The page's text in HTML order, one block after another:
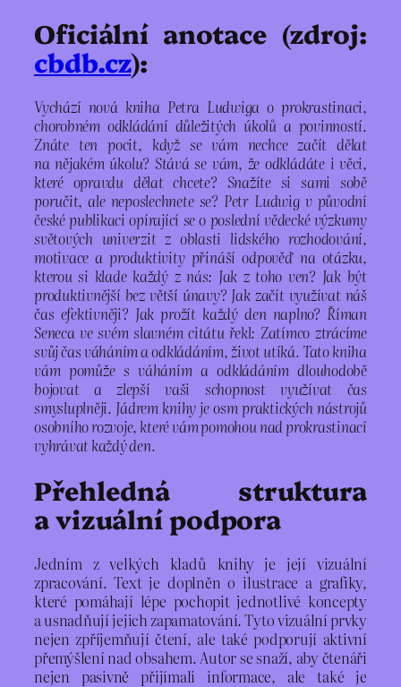
Oficiální anotace (zdroj:
cbdb.cz):
Vychází nová kniha Petra Ludwiga o prokrastinaci,
chorobném odkládání důležitých úkolů a povinností.
Znáte ten pocit, když se vám nechce začít dělat
na nějakém úkolu? Stává se vám, že odkládáte i věci,
které opravdu dělat chcete? Snažíte si sami sobě
poručit, ale neposlechnete se? Petr Ludwig v původní
české publikaci opírající se o poslední vědecké výzkumy
světových univerzit z oblasti lidského rozhodování,
motivace a produktivity přináší odpověď na otázku,
kterou si klade každý z nás: Jak z toho ven? Jak být
produktivnější bez větší únavy? Jak začít využívat náš
čas efektivněji? Jak prožít každý den naplno? Říman
Seneca ve svém slavném citátu řekl: Zatímco ztrácíme
svůj čas váháním a odkládáním, život utíká. Tato kniha
vám pomůže s váháním a odkládáním dlouhodobě
bojovat a zlepší vaši schopnost využívat čas
smysluplněji. Jádrem knihy je osm praktických nástrojů
osobního rozvoje, které vám pomohou nad prokrastinací
vyhrávat každý den.
Přehledná struktura
a vizuální podpora
Jedním z velkých kladů knihy je její vizuální
zpracování. Text je doplněn o ilustrace a grafiky,
které pomáhají lépe pochopit jednotlivé koncepty
a usnadňují jejich zapamatování. Tyto vizuální prvky
nejen zpříjemňují čtení, ale také podporují aktivní
přemýšlení nad obsahem. Autor se snaží, aby čtenáři
nejen pasivně přijímali informace, ale také je